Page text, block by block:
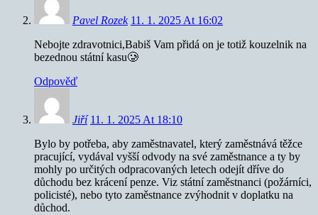
Pavel Rozek 11. 1. 2025 At 16:02
Nebojte zdravotnici,Babiš Vam přidá on je totiž kouzelnik na
bezednou státní kasu🥲
Odpověď
Jiří 11. 1. 2025 At 18:10
Bylo by potřeba, aby zaměstnavatel, který zaměstnává těžce
pracující, vydával vyšší odvody na své zaměstnance a ty by
mohly po určitých odpracovaných letech odejít dříve do
důchodu bez krácení penze. Viz státní zaměstnanci (požárníci,
policisté), nebo tyto zaměstnance zvýhodnit v doplatku na
důchod.